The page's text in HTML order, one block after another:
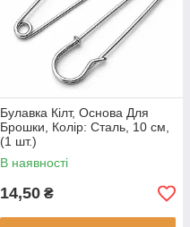
Булавка Кілт, Основа Для
Брошки, Колір: Сталь, 10 см,
(1 шт.)
В наявності
14,50 ₴